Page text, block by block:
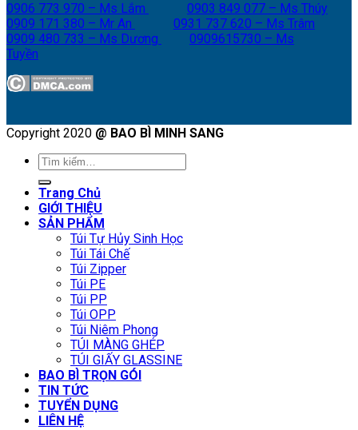
0906 773 970 – Ms Lắm
0903 849 077 – Ms Thúy
0909 171 380 – Mr An
0931 737 620 – Ms Trâm
0909 480 733 – Ms Dương
0909615730 – Ms
Tuyền
Copyright 2020 @ BAO BÌ MINH SANG
Tìm
Trang Chủ
GIỚI THIỆU
SẢN PHẨM
Túi Tự Hủy Sinh Học
Túi Tái Chế
Túi Zipper
Túi PE
Túi PP
Túi OPP
Túi Niêm Phong
TÚI MÀNG GHÉP
TÚI GIẤY GLASSINE
BAO BÌ TRỌN GÓI
TIN TỨC
TUYỂN DỤNG
LIÊN HỆ